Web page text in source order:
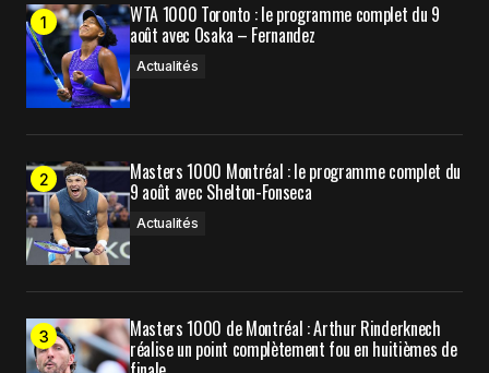
Enregistrer mon nom, mon e-mail et mon site
dans le navigateur pour mon prochain
commentaire.
Prévenez-moi de tous les nouveaux commentaires
par e-mail.
mail.
Submit Comment
WTA 1000 Toronto : le programme complet du 9
août avec Osaka – Fernandez
Actualités
Masters 1000 Montréal : le programme complet du
9 août avec Shelton-Fonseca
Actualités
Masters 1000 de Montréal : Arthur Rinderknech
réalise un point complètement fou en huitièmes de